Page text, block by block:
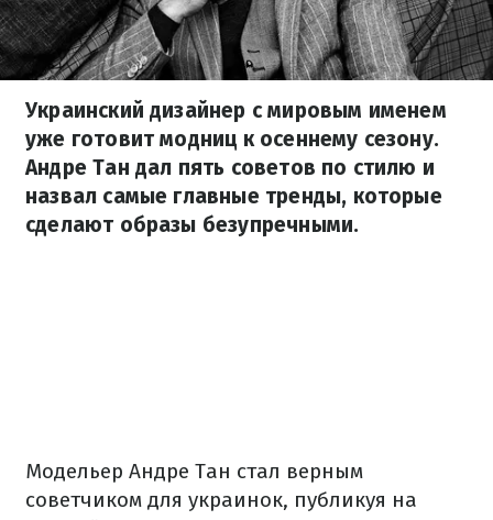
Украинский дизайнер с мировым именем
уже готовит модниц к осеннему сезону.
Андре Тан дал пять советов по стилю и
назвал самые главные тренды, которые
сделают образы безупречными.
Модельер Андре Тан стал верным
советчиком для украинок, публикуя на